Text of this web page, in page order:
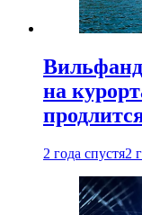
на
2 года спустя2